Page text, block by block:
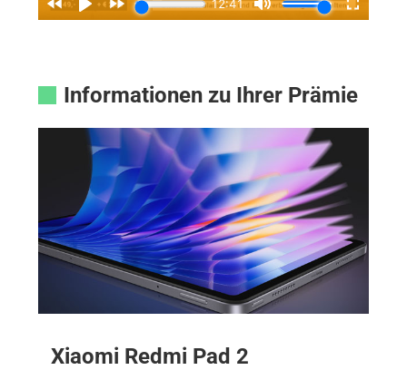
Informationen zu Ihrer Prämie
Xiaomi Redmi Pad 2